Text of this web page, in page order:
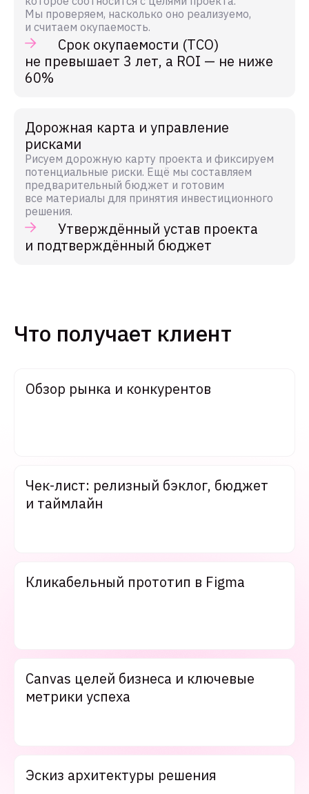
Мы проверяем, насколько оно реализуемо,
и считаем окупаемость.
Срок окупаемости (TCO)
не превышает 3 лет, а ROI — не ниже
60%
Дорожная карта и управление
рисками
Рисуем дорожную карту проекта и фиксируем
потенциальные риски. Ещё мы составляем
предварительный бюджет и готовим
все материалы для принятия инвестиционного
решения.
Утверждённый устав проекта
и подтверждённый бюджет
Что получает клиент
Обзор рынка и конкурентов
Чек-лист: релизный бэклог, бюджет
и таймлайн
Кликабельный прототип в Figma
Canvas целей бизнеса и ключевые
метрики успеха
Эскиз архитектуры решения